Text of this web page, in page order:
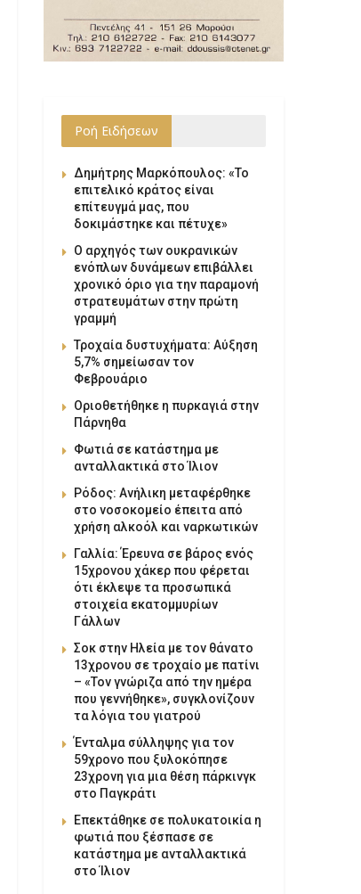
Ροή Ειδήσεων
Δημήτρης Μαρκόπουλος: «Το
επιτελικό κράτος είναι
επίτευγμά μας, που
δοκιμάστηκε και πέτυχε»
Ο αρχηγός των ουκρανικών
ενόπλων δυνάμεων επιβάλλει
χρονικό όριο για την παραμονή
στρατευμάτων στην πρώτη
γραμμή
Τροχαία δυστυχήματα: Αύξηση
5,7% σημείωσαν τον
Φεβρουάριο
Οριοθετήθηκε η πυρκαγιά στην
Πάρνηθα
Φωτιά σε κατάστημα με
ανταλλακτικά στο Ίλιον
Ρόδος: Ανήλικη μεταφέρθηκε
στο νοσοκομείο έπειτα από
χρήση αλκοόλ και ναρκωτικών
Γαλλία: Έρευνα σε βάρος ενός
15χρονου χάκερ που φέρεται
ότι έκλεψε τα προσωπικά
στοιχεία εκατομμυρίων
Γάλλων
Σοκ στην Ηλεία με τον θάνατο
13χρονου σε τροχαίο με πατίνι
– «Τον γνώριζα από την ημέρα
που γεννήθηκε», συγκλονίζουν
τα λόγια του γιατρού
Ένταλμα σύλληψης για τον
59χρονο που ξυλοκόπησε
23χρονη για μια θέση πάρκινγκ
στο Παγκράτι
Επεκτάθηκε σε πολυκατοικία η
φωτιά που ξέσπασε σε
κατάστημα με ανταλλακτικά
στο Ίλιον